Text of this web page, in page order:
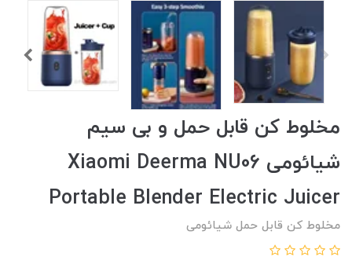
مخلوط کن قابل حمل و بی سیم
شیائومی Xiaomi Deerma NU06
Portable Blender Electric Juicer
مخلوط کن قابل حمل شیائومی